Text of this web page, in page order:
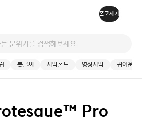
붓글씨 자막폰트 영상자막 귀여운
Pro